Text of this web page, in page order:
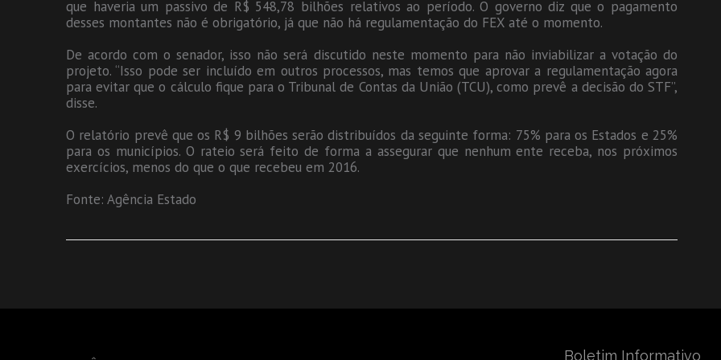
que haveria um passivo de R$ 548,78 bilhões relativos ao período. O governo diz que o pagamento
desses montantes não é obrigatório, já que não há regulamentação do FEX até o momento.
De acordo com o senador, isso não será discutido neste momento para não inviabilizar a votação do
projeto. “Isso pode ser incluído em outros processos, mas temos que aprovar a regulamentação agora
para evitar que o cálculo fique para o Tribunal de Contas da União (TCU), como prevê a decisão do STF”,
disse.
O relatório prevê que os R$ 9 bilhões serão distribuídos da seguinte forma: 75% para os Estados e 25%
para os municípios. O rateio será feito de forma a assegurar que nenhum ente receba, nos próximos
exercícios, menos do que o que recebeu em 2016.
Fonte: Agência Estado
Boletim Informativo